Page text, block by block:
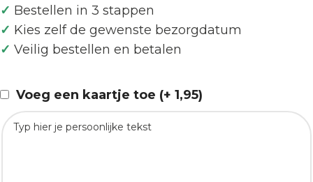
✓ Bestellen in 3 stappen
✓ Kies zelf de gewenste bezorgdatum
✓ Veilig bestellen en betalen
Voeg een kaartje toe (+ 1,95)